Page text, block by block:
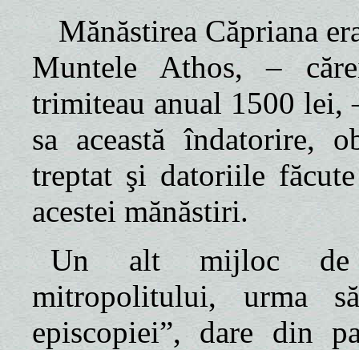
Mănăstirea Căpriana
Muntele Athos, –
trimiteau anual 1500
sa această îndatorire,
treptat şi datoriile
acestei mănăstiri.
Un alt mijloc de
mitropolitului, urma
episcopiei”, dare din